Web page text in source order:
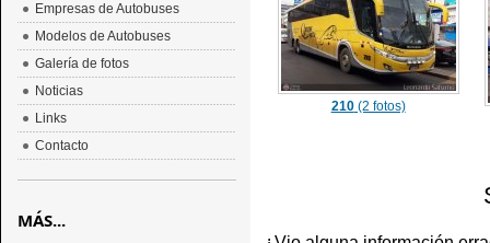
210(2 fotos)
Empresas de Autobuses
Modelos de Autobuses
Galería de fotos
Noticias
Links
Contacto
MÁS...